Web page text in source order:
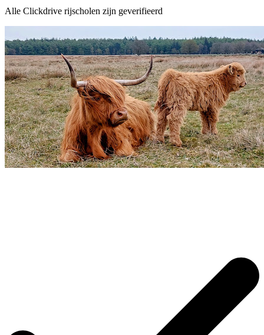
Alle Clickdrive rijscholen zijn geverifieerd